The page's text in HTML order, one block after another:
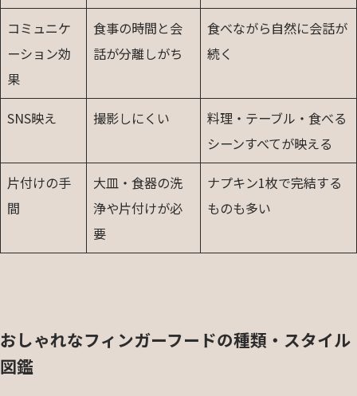
コミュニケ
ーション効
果
食事の時間と会
話が分離しがち
食べながら自然に会話が
続く
SNS映え 撮影しにくい
料理・テーブル・食べる
シーンすべてが映える
片付けの手
間
大皿・食器の洗
浄や片付けが必
要
ナプキン1枚で完結する
ものも多い
おしゃれなフィンガーフードの種類・スタイル
図鑑